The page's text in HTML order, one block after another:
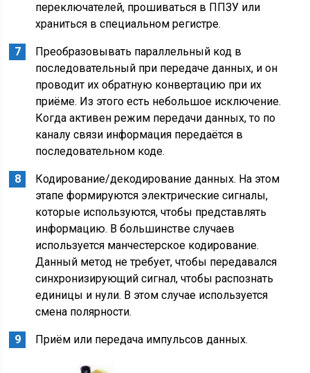
переключателей, прошиваться в ППЗУ или
храниться в специальном регистре.
Преобразовывать параллельный код в
последовательный при передаче данных, и он
проводит их обратную конвертацию при их
приёме. Из этого есть небольшое исключение.
Когда активен режим передачи данных, то по
каналу связи информация передаётся в
последовательном коде.
Кодирование/декодирование данных. На этом
этапе формируются электрические сигналы,
которые используются, чтобы представлять
информацию. В большинстве случаев
используется манчестерское кодирование.
Данный метод не требует, чтобы передавался
синхронизирующий сигнал, чтобы распознать
единицы и нули. В этом случае используется
смена полярности.
Приём или передача импульсов данных.